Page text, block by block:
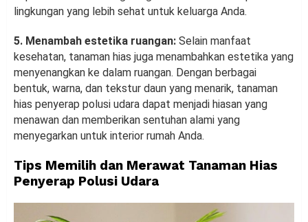
lingkungan yang lebih sehat untuk keluarga Anda.
5. Menambah estetika ruangan: Selain manfaat
kesehatan, tanaman hias juga menambahkan estetika yang
menyenangkan ke dalam ruangan. Dengan berbagai
bentuk, warna, dan tekstur daun yang menarik, tanaman
hias penyerap polusi udara dapat menjadi hiasan yang
menawan dan memberikan sentuhan alami yang
menyegarkan untuk interior rumah Anda.
Tips Memilih dan Merawat Tanaman Hias
Penyerap Polusi Udara